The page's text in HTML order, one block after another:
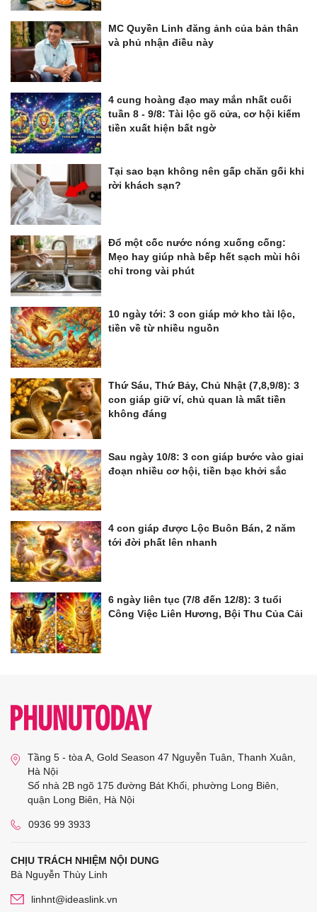
MC Quyền Linh đăng ảnh của bản thân
và phủ nhận điều này
4 cung hoàng đạo may mắn nhất cuối
tuần 8 - 9/8: Tài lộc gõ cửa, cơ hội kiếm
tiền xuất hiện bất ngờ
Tại sao bạn không nên gấp chăn gối khi
rời khách sạn?
Đổ một cốc nước nóng xuống cống:
Mẹo hay giúp nhà bếp hết sạch mùi hôi
chỉ trong vài phút
10 ngày tới: 3 con giáp mở kho tài lộc,
tiền về từ nhiều nguồn
Thứ Sáu, Thứ Bảy, Chủ Nhật (7,8,9/8): 3
con giáp giữ ví, chủ quan là mất tiền
không đáng
Sau ngày 10/8: 3 con giáp bước vào giai
đoạn nhiều cơ hội, tiền bạc khởi sắc
4 con giáp được Lộc Buôn Bán, 2 năm
tới đời phất lên nhanh
6 ngày liên tục (7/8 đến 12/8): 3 tuổi
Công Việc Liên Hương, Bội Thu Của Cải
Tầng 5 - tòa A, Gold Season 47 Nguyễn Tuân, Thanh Xuân,
Hà Nội
Số nhà 2B ngõ 175 đường Bát Khối, phường Long Biên,
quận Long Biên, Hà Nội
0936 99 3933
CHỊU TRÁCH NHIỆM NỘI DUNG
Bà Nguyễn Thùy Linh
linhnt@ideaslink.vn